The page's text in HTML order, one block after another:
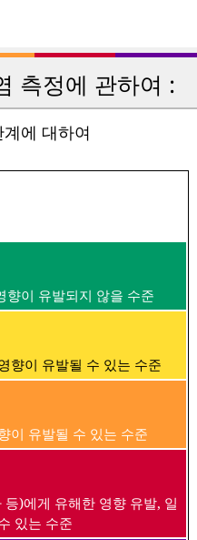
측정에 관하여 :
에 대하여
향이 유발되지 않을 수준
향이 유발될 수 있는 수준
이 유발될 수 있는 수준
)에게 유해한 영향 유발, 일
있는 수준